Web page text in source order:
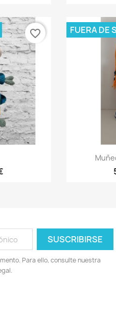
favorite_border

FUERA DE
Para ello, consulte nuestra